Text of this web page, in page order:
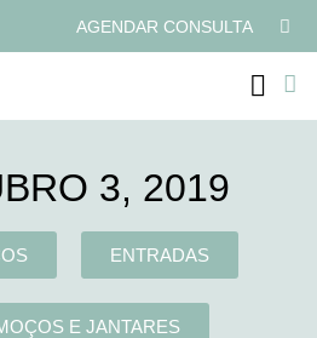
AGENDAR CONSULTA
3, 2019
ENTRADAS
E JANTARES